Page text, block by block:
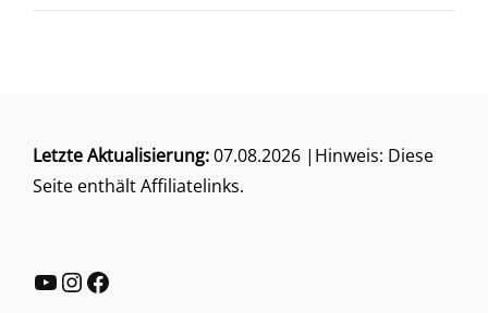
WARUM
Letzte Aktualisierung:07.08.2026 |Hinweis: Diese
Seite enthält Affiliatelinks.
YouTube
Instagram
Facebook